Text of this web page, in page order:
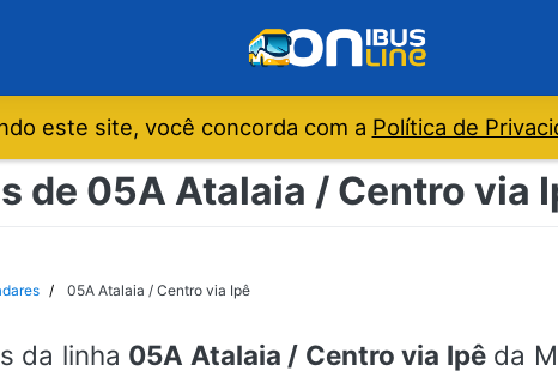
este site, você concorda com a Política de
de 05A Atalaia / Centro via
05A Atalaia / Centro via Ipê
da linha 05A Atalaia / Centro via Ipêda